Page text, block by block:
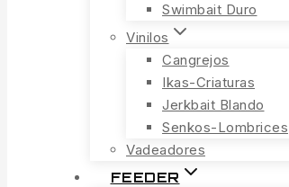
Swimbait Duro
Vinilos
Cangrejos
Ikas-Criaturas
Jerkbait Blando
Senkos-Lombrices
Vadeadores
FEEDER